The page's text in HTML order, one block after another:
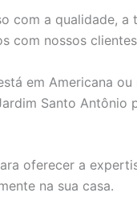
com a qualidade,
com nossos
em Americana
Santo Antônio
oferecer a
na sua casa.